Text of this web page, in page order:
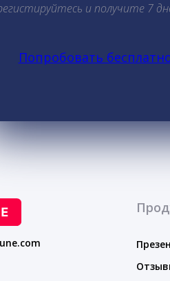
и получите 7
Попробовать